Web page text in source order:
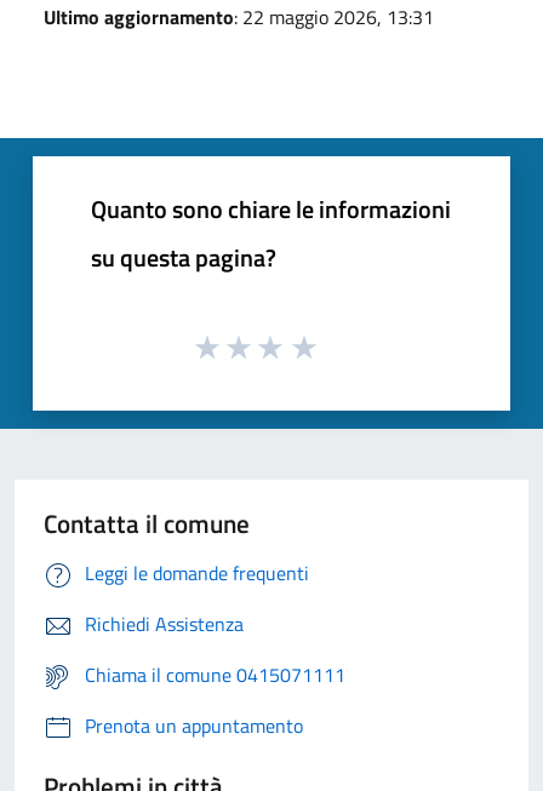
Ultimo aggiornamento: 22 maggio 2026, 13:31
Quanto sono chiare le informazioni
su questa pagina?
Contatta il comune
Leggi le domande frequenti
Richiedi Assistenza
Chiama il comune 0415071111
Prenota un appuntamento